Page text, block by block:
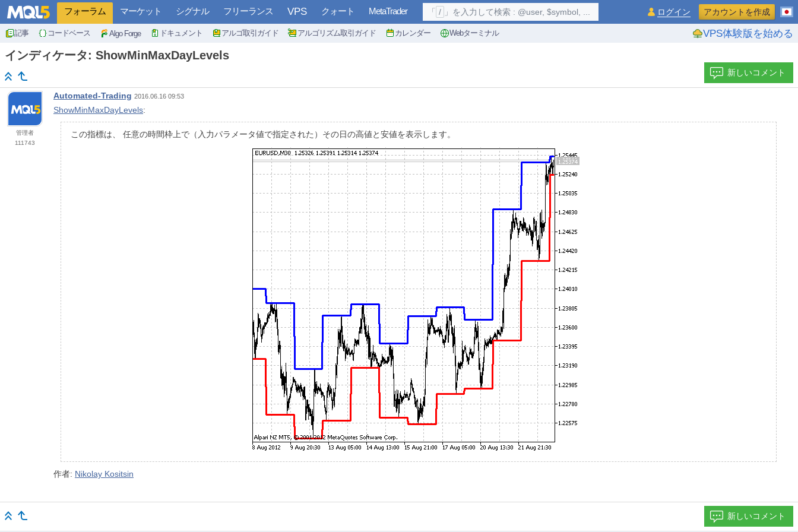
フォーラム マーケット シグナル フリーランス VPS クォート MetaTrader
記事 コードベース Algo Forge ドキュメント アルゴ取引ガイド アルゴリズム取引ガイド カレンダー Webターミナル VPS体験版を始める
「 / 」を入力して検索 : @user, $symbol, ... ログイン アカウントを作成
インディケータ: ShowMinMaxDayLevels
新しいコメント
管理者
111743
Automated-Trading 2016.06.16 09:53
ShowMinMaxDayLevels:
この指標は、 任意の時間枠上で（入力パラメータ値で指定された）その日の高値と安値を表示します。
作者: Nikolay Kositsin
新しいコメント